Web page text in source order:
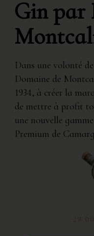
Gin par
Dans une volonté
Domaine de
1934, à créer la
de mettre à profit
une nouvelle
Premium de